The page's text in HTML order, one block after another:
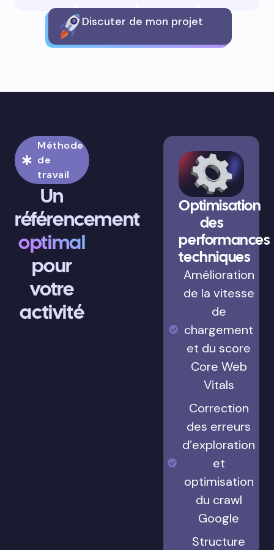
Discuter de mon projet
Méthode
de
travail
Un
référencement
optimal
pour
votre
activité
Optimisation
des
performances
techniques
Amélioration
de la vitesse
de
chargement
et du score
Core Web
Vitals
Correction
des erreurs
d’exploration
et
optimisation
du crawl
Google
Structure